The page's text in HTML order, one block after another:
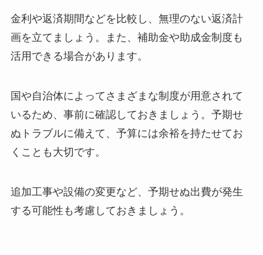
金利や返済期間などを比較し、無理のない返済計
画を立てましょう。また、補助金や助成金制度も
活用できる場合があります。
国や自治体によってさまざまな制度が用意されて
いるため、事前に確認しておきましょう。予期せ
ぬトラブルに備えて、予算には余裕を持たせてお
くことも大切です。
追加工事や設備の変更など、予期せぬ出費が発生
する可能性も考慮しておきましょう。